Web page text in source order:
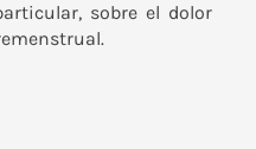
sobre el dolor